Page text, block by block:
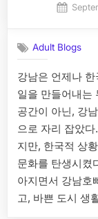
Adult Blogs
강남은 언제나
일을 만들어내는
공간이 아닌, 강
으로 자리 잡았
지만, 한국적 상
문화를 탄생시켰
아지면서 강남호
고, 바쁜 도시 생